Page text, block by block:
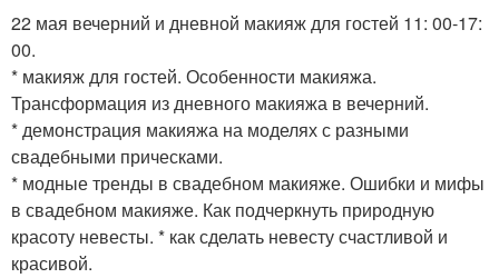
22 мая вечерний и дневной макияж для гостей 11: 00-17:
00.
* макияж для гостей. Особенности макияжа.
Трансформация из дневного макияжа в вечерний.
* демонстрация макияжа на моделях с разными
свадебными прическами.
* модные тренды в свадебном макияже. Ошибки и мифы
в свадебном макияже. Как подчеркнуть природную
красоту невесты. * как сделать невесту счастливой и
красивой.